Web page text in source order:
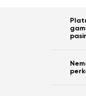
Ar
nuo